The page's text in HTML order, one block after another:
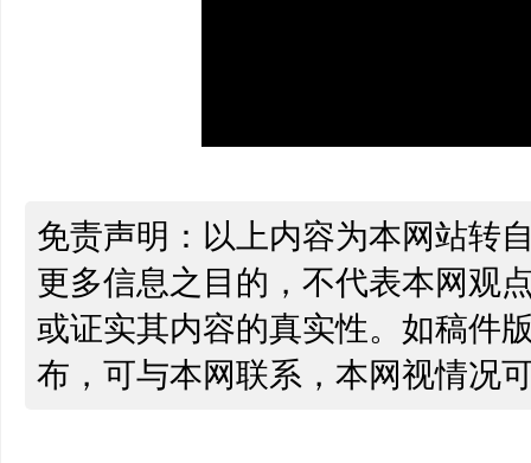
免责声明：以上内容为本网站转
更多信息之目的，不代表本网观
或证实其内容的真实性。如稿件
布，可与本网联系，本网视情况